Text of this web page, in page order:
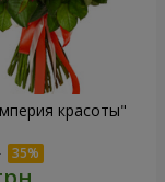
красоты"